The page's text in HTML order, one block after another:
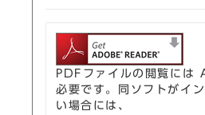
PDFファイルの閲覧に
必要です。同ソフトがイ
い場合には、